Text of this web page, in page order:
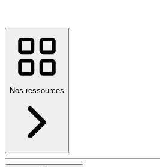
Nos ressources